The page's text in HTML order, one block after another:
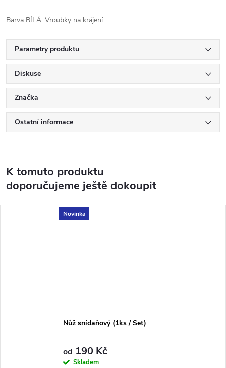
Barva BÍLÁ. Vroubky na krájení.
Parametry produktu
Diskuse
Značka
Ostatní informace
K tomuto produktu
doporučujeme ještě dokoupit
Novinka
Nůž snídaňový (1ks / Set)
od 190 Kč
Skladem